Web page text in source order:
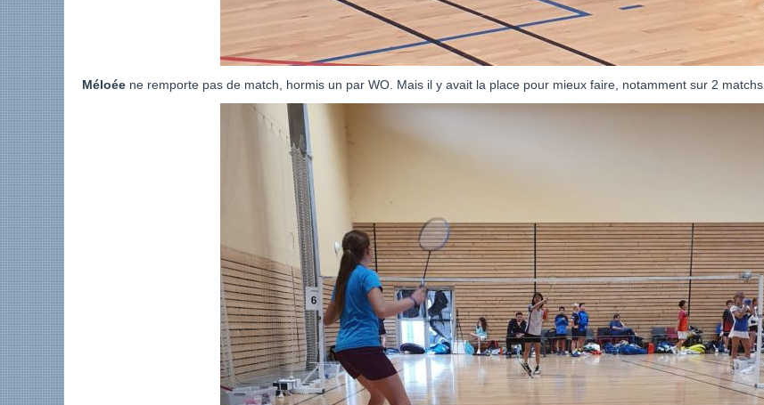
Méloée ne remporte pas de match, hormis un par WO. Mais il y avait la place pour mieux faire, notamment sur 2 matchs.